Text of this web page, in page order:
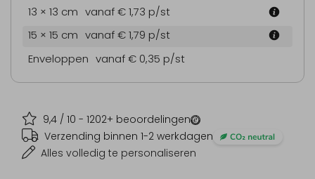
9,4 / 10 - 1202+ beoordelingen
Verzending binnen 1-2 werkdagen
Alles volledig te personaliseren
13 × 13 cm vanaf € 1,73 p/st
15 × 15 cm vanaf € 1,79 p/st
Enveloppen vanaf € 0,35 p/st